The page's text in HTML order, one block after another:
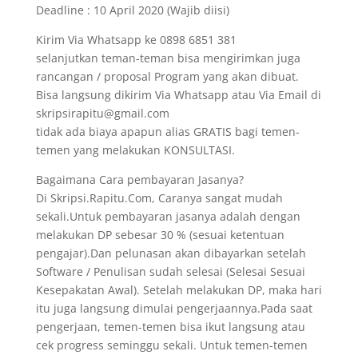
Deadline : 10 April 2020 (Wajib diisi)
Kirim Via Whatsapp ke 0898 6851 381
selanjutkan teman-teman bisa mengirimkan juga
rancangan / proposal Program yang akan dibuat.
Bisa langsung dikirim Via Whatsapp atau Via Email di
skripsirapitu@gmail.com
tidak ada biaya apapun alias GRATIS bagi temen-
temen yang melakukan KONSULTASI.
Bagaimana Cara pembayaran Jasanya?
Di Skripsi.Rapitu.Com, Caranya sangat mudah
sekali.Untuk pembayaran jasanya adalah dengan
melakukan DP sebesar 30 % (sesuai ketentuan
pengajar).Dan pelunasan akan dibayarkan setelah
Software / Penulisan sudah selesai (Selesai Sesuai
Kesepakatan Awal). Setelah melakukan DP, maka hari
itu juga langsung dimulai pengerjaannya.Pada saat
pengerjaan, temen-temen bisa ikut langsung atau
cek progress seminggu sekali. Untuk temen-temen